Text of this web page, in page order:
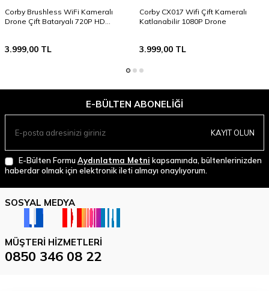
Corby Brushless WiFi Kameralı
Drone Çift Bataryalı 720P HD
3.999,00 TL
Corby CX017 Wifi Çift Kameralı
Katlanabilir 1080P Drone
3.999,00TL
E-BÜLTEN ABONELIĞI
KAYIT OLUN
E-Bülten Formu Aydınlatma Metni kapsamında, bültenlerinizden
haberdar olmak için elektronik ileti almayı onaylıyorum.
SOSYAL MEDYA
MÜŞTERI HIZMETLERI
0850 346 08 22